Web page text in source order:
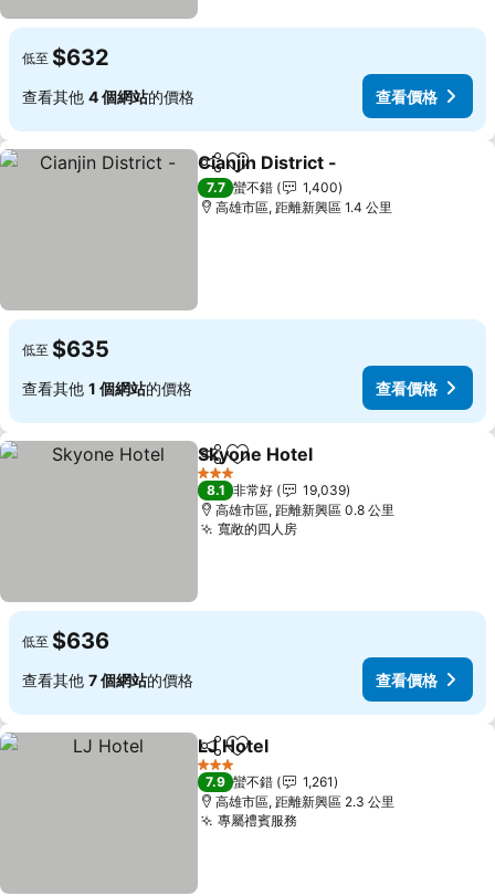
低至 $632
查看其他 4 個網站的價格 查看價格
分享 加入我的最愛
Cianjin District -
7.7 蠻不錯
1,400
高雄市區, 距離新興區 1.4 公里
低至 $635
查看其他 1 個網站的價格 查看價格
分享 加入我的最愛
Skyone Hotel
3 星級
8.1 非常好
19,039
高雄市區, 距離新興區 0.8 公里
寬敞的四人房查看價格
低至 $636
查看其他 7 個網站的價格 查看價格
分享 加入我的最愛
LJ Hotel
3 星級
7.9 蠻不錯
1,261
高雄市區, 距離新興區 2.3 公里
專屬禮賓服務